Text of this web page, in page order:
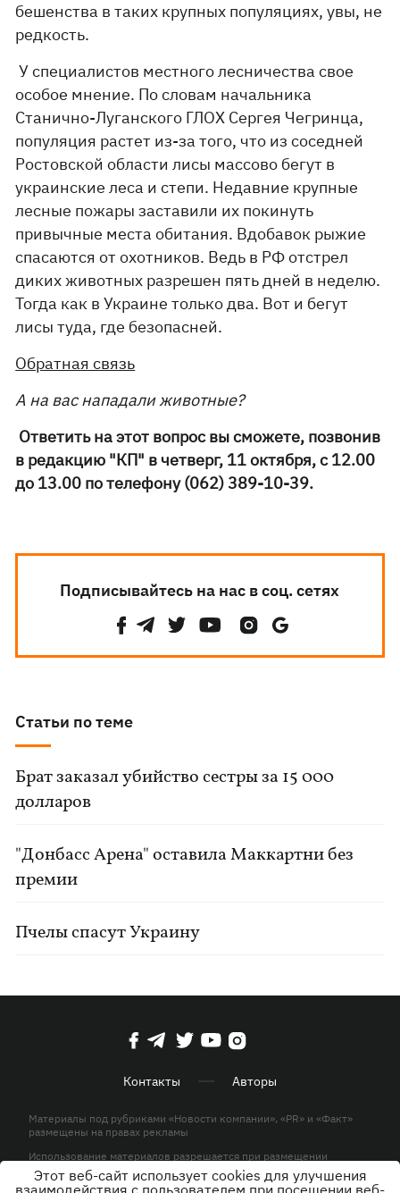
бешенства в таких крупных популяциях, увы, не
редкость.
У специалистов местного лесничества свое
особое мнение. По словам начальника
Станично-Луганского ГЛОХ Сергея Чегринца,
популяция растет из-за того, что из соседней
Ростовской области лисы массово бегут в
украинские леса и степи. Недавние крупные
лесные пожары заставили их покинуть
привычные места обитания. Вдобавок рыжие
спасаются от охотников. Ведь в РФ отстрел
диких животных разрешен пять дней в неделю.
Тогда как в Украине только два. Вот и бегут
лисы туда, где безопасней.
Обратная связь
А на вас нападали животные?
Ответить на этот вопрос вы сможете, позвонив
в редакцию "КП" в четверг, 11 октября, с 12.00
до 13.00 по телефону (062) 389-10-39.
Подписывайтесь на нас в соц. сетях
Статьи по теме
Брат заказал убийство сестры за 15 000
долларов
"Донбасс Арена" оставила Маккартни без
премии
Пчелы спасут Украину
Контакты Авторы
Материалы под рубриками «Новости компании», «PR» и «Факт»
размещены на правах рекламы
Использование материалов разрешается при размещении
активной гиперссылки на KP.UA в первом абзаце.
Этот веб-сайт использует cookies для улучшения
взаимодействия с пользователем при посещении веб-